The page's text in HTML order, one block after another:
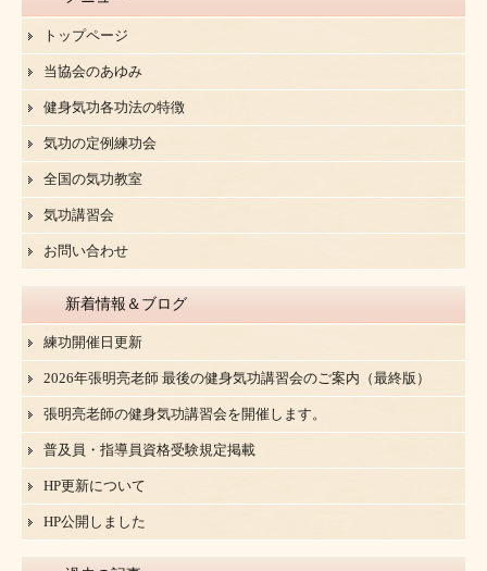
トップページ
当協会のあゆみ
健身気功各功法の特徴
気功の定例練功会
全国の気功教室
気功講習会
お問い合わせ
新着情報＆ブログ
練功開催日更新
2026年張明亮老師 最後の健身気功講習会のご案内（最終版）
張明亮老師の健身気功講習会を開催します。
普及員・指導員資格受験規定掲載
HP更新について
HP公開しました